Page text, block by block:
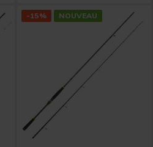
-15% NOUVEAU